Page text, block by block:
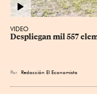
VIDEO
Despliegan mil 557
Por Redacción El Economista